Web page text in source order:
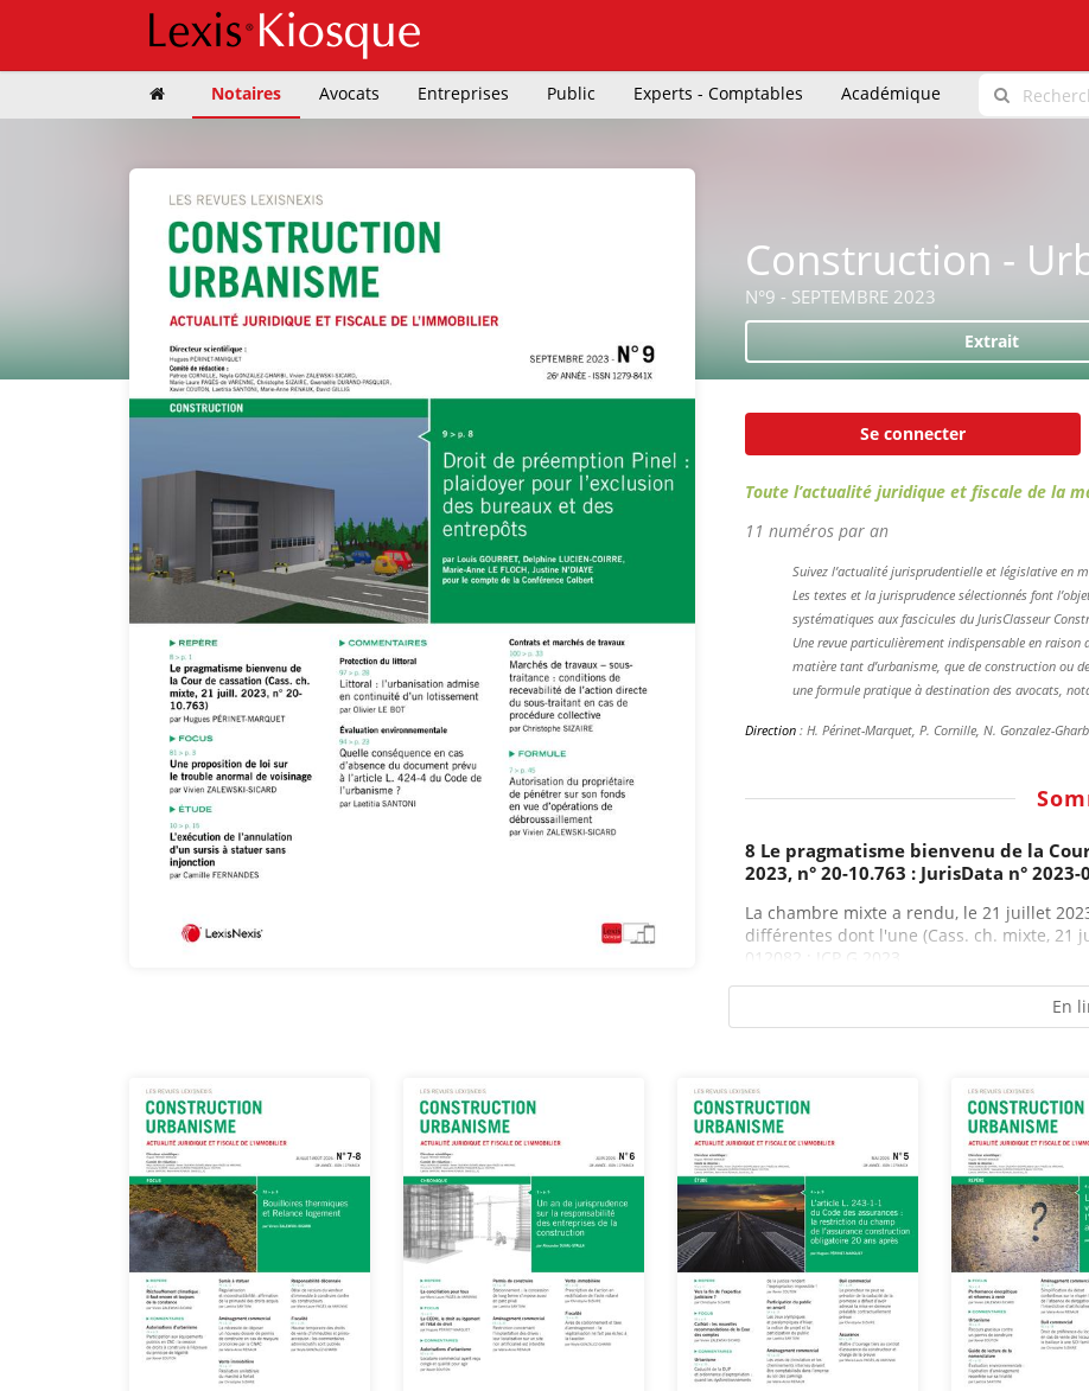
Notaires Avocats Entreprises Public Experts - Comptables Académique
Construction -
N°9 - SEPTEMBRE 2023
Extrait
Se connecter
Toute l’actualité juridique et fiscale de la
11 numéros par an
Suivez l’actualité jurisprudentielle et législative en
Les textes et la jurisprudence sélectionnés font
systématiques aux fascicules du JurisClasseur
Une revue particulièrement indispensable en
matière tant d’urbanisme, que de construction ou
une formule pratique à destination des avocats,
Direction: H. Périnet-Marquet, P. Cornille, N. Gonzalez-
8 Le pragmatisme bienvenu de la
2023, n° 20-10.763 : JurisData n° 2023-
La chambre mixte a rendu, le 21 juillet
différentes dont l'une (Cass. ch. mixte, 21
012082 ; JCP G 2023,...
En